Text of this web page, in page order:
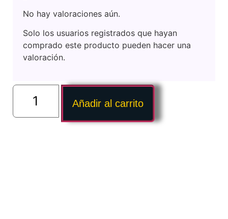
No hay valoraciones aún.
Solo los usuarios registrados que hayan
comprado este producto pueden hacer una
valoración.
Añadir al carrito